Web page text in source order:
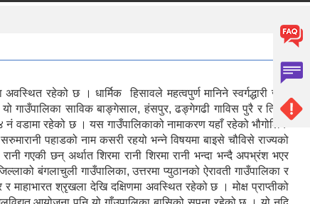
रहेको छ । धार्मिक हिसावले महत्वपुर्ण मानिने स्वर्गद्धारी जाने
गाउँपालिका साविक बाङ्गेसाल, हंसपुर, ढङ्गेगढी गाविस पुरै र तिराम
रहेको छ । यस गाउँपालिकाको नामाकरण यहाँ रहेको भौगोलिक
पहाडको नाम कसरी रहयो भन्ने विषयमा बाइसे चौविसे राज्यको
गएकी छन् अर्थात शिरमा रानी शिरमा रानी भन्दा भन्दै अपभ्रंश भएर
बंगलाचुली गाउँपालिका, उत्तरमा प्युठानको ऐरावती गाउँपालिका र
र माहाभारत श्रृखला देखि दक्षिणमा अवस्थित रहेको छ । मोक्ष प्राप्तीको